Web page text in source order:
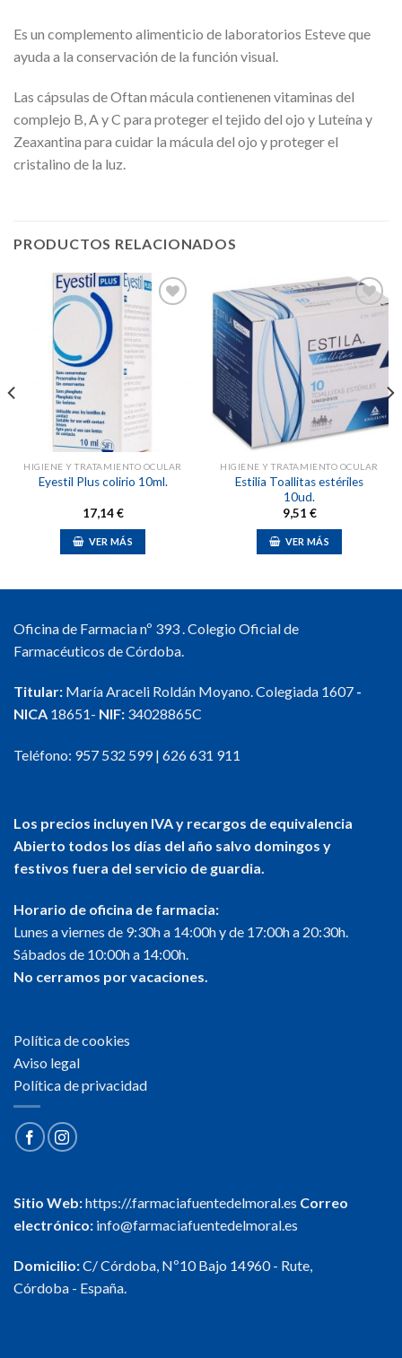
Es un complemento alimenticio de laboratorios Esteve que
ayuda a la conservación de la función visual.
Las cápsulas de Oftan mácula contienenen vitaminas del
complejo B, A y C para proteger el tejido del ojo y Luteína y
Zeaxantina para cuidar la mácula del ojo y proteger el
cristalino de la luz.
PRODUCTOS RELACIONADOS
HIGIENE Y TRATAMIENTO OCULAR
Eyestil Plus colirio 10ml.
17,14€
VER MÁS
Añadir
a la
deseos
HIGIENE Y TRATAMIENTO OCULAR
Estilia Toallitas estériles
10ud.
9,51 €
VER MÁS
Oficina de Farmacia nº 393 . Colegio Oficial de
Farmacéuticos de Córdoba.
Titular: María Araceli Roldán Moyano. Colegiada 1607 -
NICA 18651- NIF: 34028865C
Teléfono: 957 532 599| 626 631 911
Los precios incluyen IVA y recargos de equivalencia
Abierto todos los días del año salvo domingos y
festivos fuera del servicio de guardia.
Horario de oficina de farmacia:
Lunes a viernes de 9:30h a 14:00h y de 17:00h a 20:30h.
Sábados de 10:00h a 14:00h.
No cerramos por vacaciones.
Política de cookies
Aviso legal
Política de privacidad
Sitio Web:https://.farmaciafuentedelmoral.es Correo
electrónico: info@farmaciafuentedelmoral.es
Domicilio:C/ Córdoba, Nº10 Bajo 14960 - Rute,
Córdoba - España.